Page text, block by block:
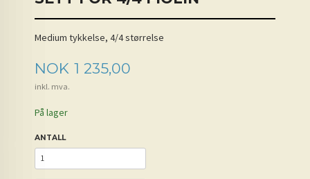
Medium tykkelse, 4/4 størrelse
Pris
NOK 1 235,00
inkl. mva.
På lager
ANTALL